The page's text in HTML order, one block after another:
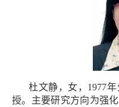
杜文静，女，1977
授。主要研究方向为强